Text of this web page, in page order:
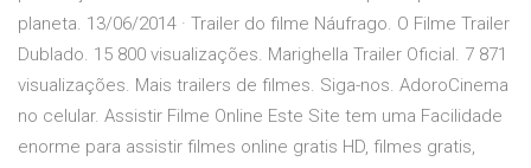
planeta. 13/06/2014 · Trailer do filme Náufrago. O Filme Trailer
Dublado. 15 800 visualizações. Marighella Trailer Oficial. 7 871
visualizações. Mais trailers de filmes. Siga-nos. AdoroCinema
no celular. Assistir Filme Online Este Site tem uma Facilidade
enorme para assistir filmes online gratis HD, filmes gratis,